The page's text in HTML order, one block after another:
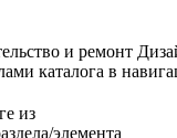
и ремонт
каталога в
из
элемента